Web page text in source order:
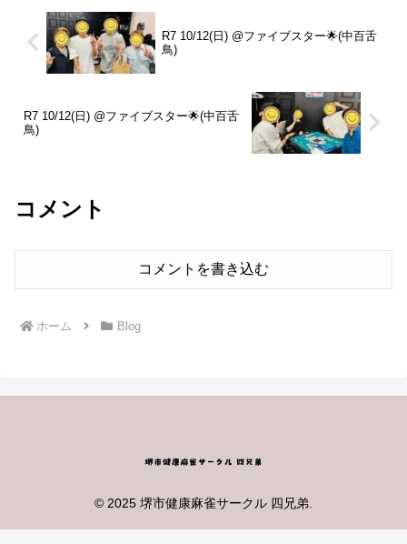
R7 10/12(日) @ファイブスター🌟(中百舌
鳥)
R7 10/12(日) @ファイブスター🌟(中百舌
鳥)
コメント
コメントを書き込む
ホーム Blog
© 2025 堺市健康麻雀サークル 四兄弟.